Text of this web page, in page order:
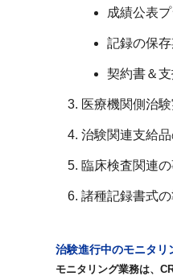
成績公表
記録の保存
契約書＆
医療機関側治
治験関連支給
臨床検査関連
諸種記録書式
治験進行中のモニタリ
モニタリング業務は、